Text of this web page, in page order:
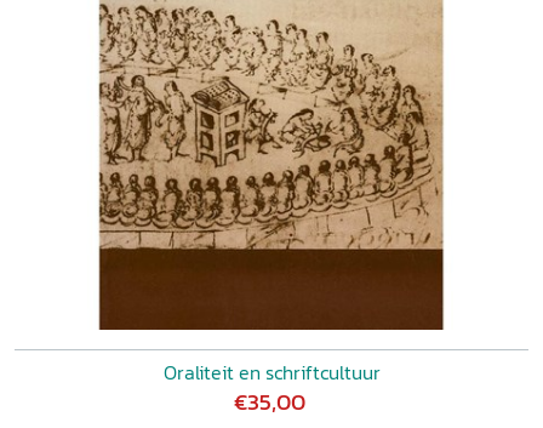
Oraliteit en schriftcultuur
€35,00